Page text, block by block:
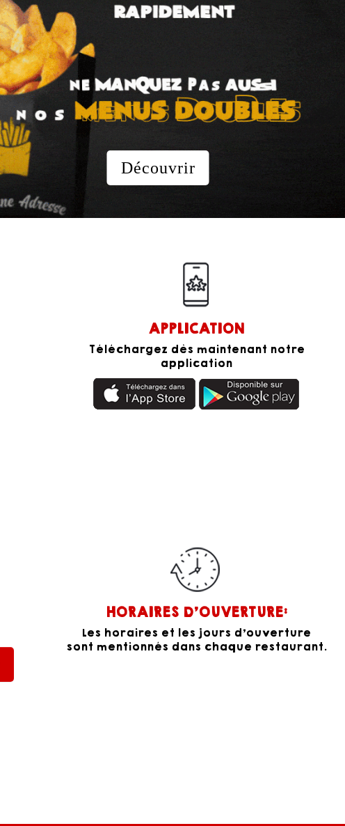
Découvrir
APPLICATION
Téléchargez dès maintenant notre
application
HORAIRES D'OUVERTURE:
Les horaires et les jours d'ouverture
sont mentionnés dans chaque restaurant.